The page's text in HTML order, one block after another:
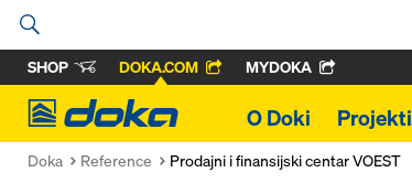
SHOP DOKA.COM MYDOKA
Doka
O Doki Projekti
Doka Reference Prodajni i finansijski centar VOEST